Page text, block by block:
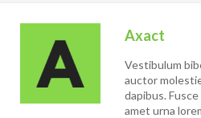
Axact
Vestibulum
auctor
dapibus.
amet urna